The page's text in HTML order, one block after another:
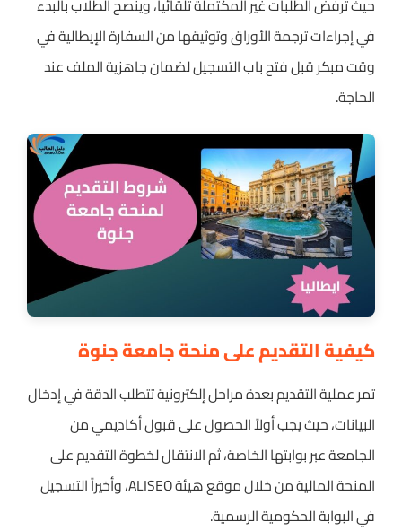
حيث ترفض الطلبات غير المكتملة تلقائياً، وينصح الطلاب بالبدء
في إجراءات ترجمة الأوراق وتوثيقها من السفارة الإيطالية في
وقت مبكر قبل فتح باب التسجيل لضمان جاهزية الملف عند
الحاجة.
كيفية التقديم على منحة جامعة جنوة
تمر عملية التقديم بعدة مراحل إلكترونية تتطلب الدقة في إدخال
البيانات، حيث يجب أولاً الحصول على قبول أكاديمي من
الجامعة عبر بوابتها الخاصة، ثم الانتقال لخطوة التقديم على
المنحة المالية من خلال موقع هيئة ALISEO، وأخيراً التسجيل
في البوابة الحكومية الرسمية.